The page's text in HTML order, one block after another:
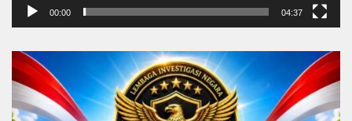
00:00 04:37